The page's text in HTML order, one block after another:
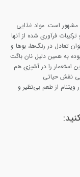
مشهور است. مواد غذایی
فرآوری شده از آنها
تعادل در رنگ‌ها، بوها و
به همین دلیل نان باگت
استعمار را در آشپزی هم
نقش حیاتی
از طعم بی‌نظیر و